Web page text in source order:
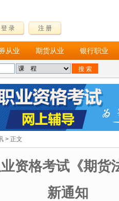
登 录 注 册
从业 期货从业 银行职业
> 正文
资格考试《期货
新通知